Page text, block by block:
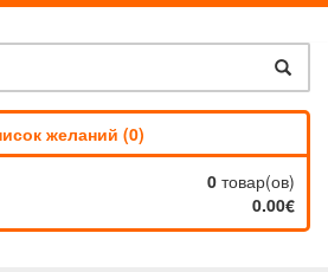
желаний (0)
0 товар(ов)
0.00€